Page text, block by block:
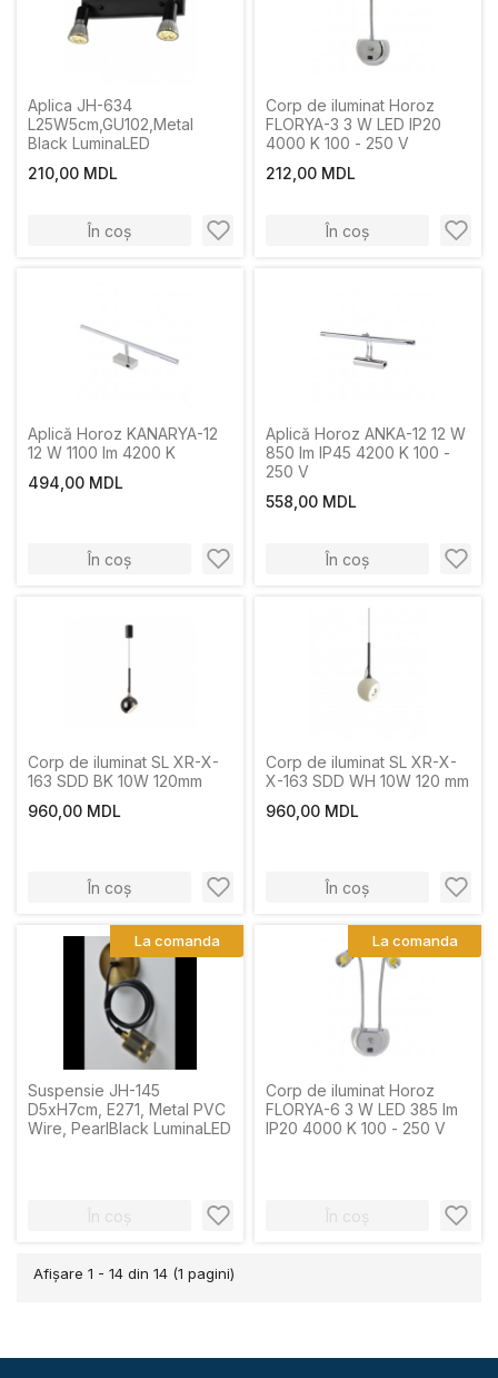
Aplica JH-634
L25W5cm,GU102,Metal
Black LuminaLED
210,00 MDL
În coș
Corp de iluminat Horoz
FLORYA-3 3 W LED IP20
4000 K 100 - 250 V
212,00 MDL
În coș
Aplică Horoz KANARYA-12
12 W 1100 lm 4200 K
494,00 MDL
În coș
Aplică Horoz ANKA-12 12 W
850 lm IP45 4200 K 100 -
250 V
558,00 MDL
În coș
Corp de iluminat SL XR-X-
163 SDD BK 10W 120mm
960,00 MDL
În coș
Corp de iluminat SL XR-X-
X-163 SDD WH 10W 120 mm
960,00 MDL
În coș
Suspensie JH-145
D5xH7cm, E271, Metal PVC
Wire, PearlBlack LuminaLED
În coș
La comanda
Corp de iluminat Horoz
FLORYA-6 3 W LED 385 lm
IP20 4000 K 100 - 250 V
În coș
La comanda
Afişare 1 - 14 din 14 (1 pagini)